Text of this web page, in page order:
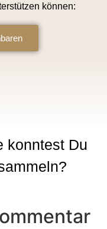
können:
konntest Du